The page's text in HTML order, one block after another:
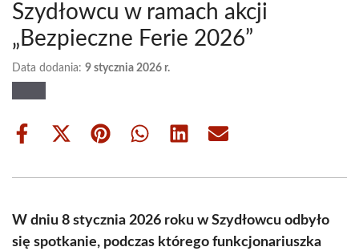
Szydłowcu w ramach akcji
„Bezpieczne Ferie 2026”
Data dodania: 9 stycznia 2026 r.
Share
Share
(Twitter)
Share Share Share Share
W dniu 8 stycznia 2026 roku w Szydłowcu odbyło
się spotkanie, podczas którego funkcjonariuszka